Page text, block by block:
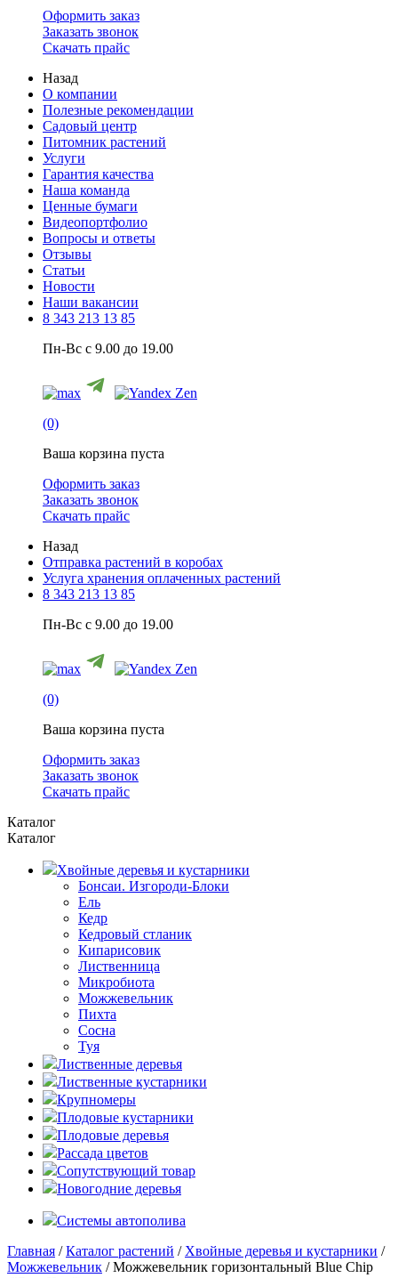
Оформить заказ
Заказать звонок
Скачать прайс
Назад
О компании
Полезные рекомендации
Садовый центр
Питомник растений
Услуги
Гарантия качества
Наша команда
Ценные бумаги
Видеопортфолио
Вопросы и ответы
Отзывы
Статьи
Новости
Наши вакансии
8 343 213 13 85
Пн-Вс с 9.00 до 19.00
(0)
Ваша корзина пуста
Оформить заказ
Заказать звонок
Скачать прайс
Назад
Отправка растений в коробах
Услуга хранения оплаченных растений
8 343 213 13 85
Пн-Вс с 9.00 до 19.00
(0)
Ваша корзина пуста
Оформить заказ
Заказать звонок
Скачать прайс
Каталог
Каталог
Хвойные деревья и кустарники
Бонсаи. Изгороди-Блоки
Ель
Кедр
Кедровый стланик
Кипарисовик
Лиственница
Микробиота
Можжевельник
Пихта
Сосна
Туя
Лиственные деревья
Лиственные кустарники
Крупномеры
Плодовые кустарники
Плодовые деревья
Рассада цветов
Сопутствующий товар
Новогодние деревья
Системы автополива
Главная /Каталог растений / Хвойные деревья и кустарники /
Можжевельник / Можжевельник горизонтальный Blue Chip